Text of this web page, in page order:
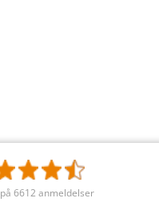
6612 anmeldelser